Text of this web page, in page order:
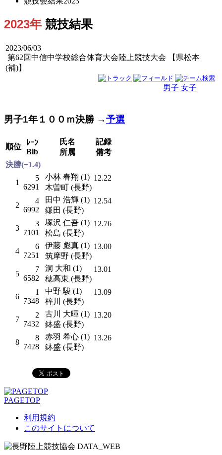
2023年 競技結果
2023/06/03
第62回中信中学校総合体育大会陸上競技大会 【県松本
(補)】
男子 女子
男子1年１００ｍ決勝 →予選
順位
ﾚｰﾝ
Bib
氏名
所属
記録
備考
決勝(+1.4)
1
5
6291
小林 春翔 (1)
木曽町 (長野)
12.22
2
4
6992
田中 浩輝 (1)
鎌田 (長野)
12.54
3
3
7101
塚沢 仁吾 (1)
松島 (長野)
12.76
4
6
7251
伊藤 彪真 (1)
筑摩野 (長野)
13.00
5
7
6582
洞 大和 (1)
穂高東 (長野)
13.01
6
1
7348
中野 駿 (1)
梓川 (長野)
13.09
7
2
7432
古川 大暉 (1)
鉢盛 (長野)
13.20
8
8
7428
赤羽 希心 (1)
鉢盛 (長野)
13.26
PAGETOP
利用規約
このサイトについて